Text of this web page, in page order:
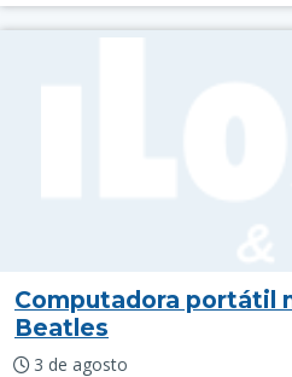
Computadora portátil
Beatles
3 de agosto